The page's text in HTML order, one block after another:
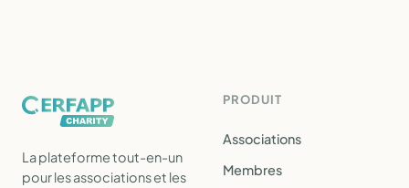
La plateforme tout-en-un
pour les associations et les
PRODUIT
Associations
Membres